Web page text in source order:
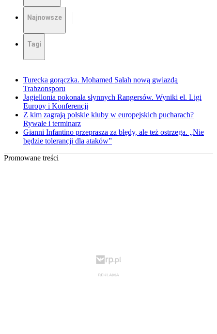
Najnowsze
Tagi
Turecka gorączka. Mohamed Salah nową gwiazdą
Trabzonsporu
Jagiellonia pokonała słynnych Rangersów. Wyniki el. Ligi
Europy i Konferencji
Z kim zagrają polskie kluby w europejskich pucharach?
Rywale i terminarz
Gianni Infantino przeprasza za błędy, ale też ostrzega. „Nie
będzie tolerancji dla ataków”
Promowane treści